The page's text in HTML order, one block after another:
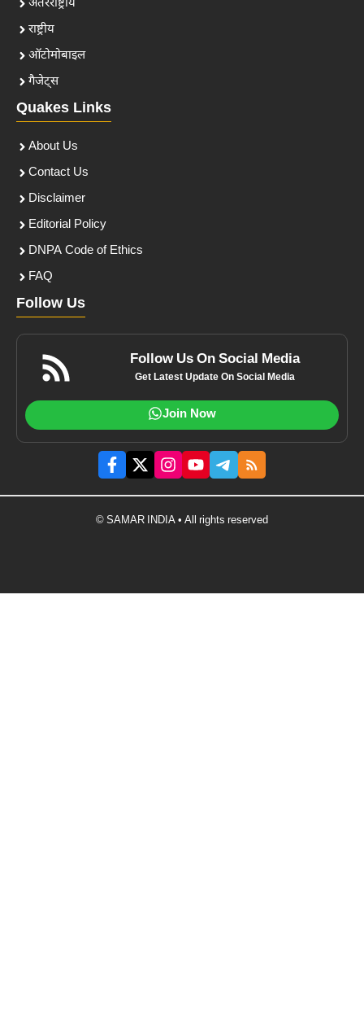
अंतरराष्ट्रीय
राष्ट्रीय
ऑटोमोबाइल
गैजेट्स
Quakes Links
About Us
Contact Us
Disclaimer
Editorial Policy
DNPA Code of Ethics
FAQ
Follow Us
Follow Us On Social Media
Get Latest Update On Social Media
Join Now
© SAMAR INDIA • All rights reserved